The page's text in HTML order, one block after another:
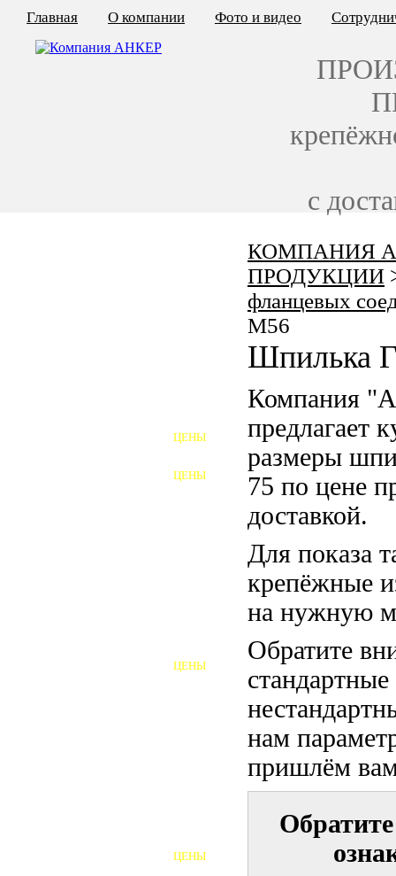
КОМПАНИЯ
ПРОДУКЦИИ
фланцевых
M56
Шпилька
Компания
предлагает
размеры
75 по цене
доставкой.
Для показа
крепёжные
на нужную
Обратите
нам
пришлём
ЦЕНЫ
ЦЕНЫ
ШАЙБЫ ФУНДАМЕНТНЫЕ
ЦЕНЫ
ЦЕНЫ
Главная О компании Фото и видео
с